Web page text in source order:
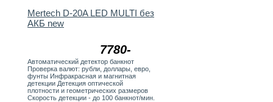
7780-
Mertech D-20A LED MULTI без
АКБ new
Автоматический детектор банкнот
Проверка валют: рубли, доллары, евро,
фунты Инфракрасная и магнитная
детекции Детекция оптической
плотности и геометрических размеров
Скорость детекции - до 100 банкнот/мин.